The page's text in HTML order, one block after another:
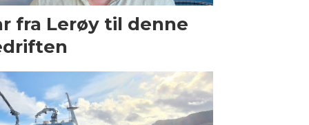
fra Lerøy til denne